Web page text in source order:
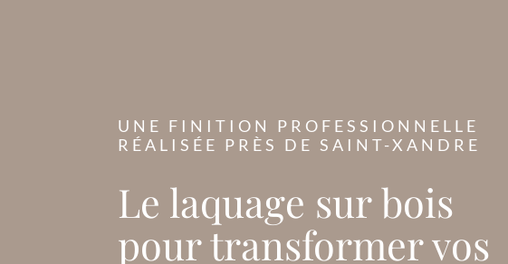
UNE FINITION PROFESSIONNELLE
RÉALISÉE PRÈS DE SAINT-XANDRE
Le laquage sur bois
pour transformer vos